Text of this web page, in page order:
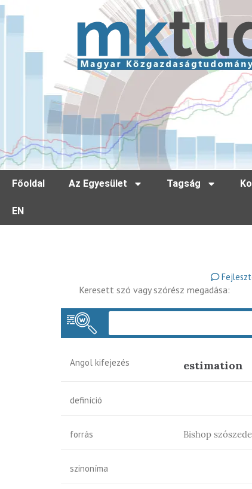
Főoldal Az Egyesület Tagság
EN
Keresett szó vagy szórész megadása:
Angol kifejezés estimation
definíció
forrás Bishop
szinoníma